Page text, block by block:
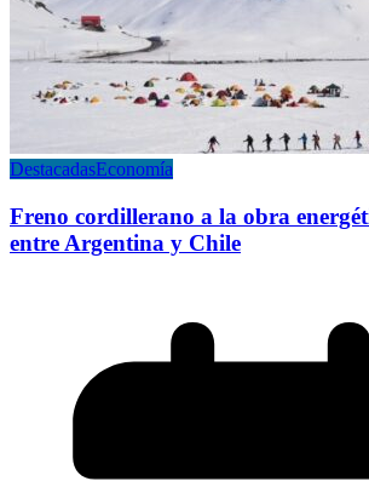
DestacadasEconomía
Freno cordillerano a la obra
entre Argentina y Chile